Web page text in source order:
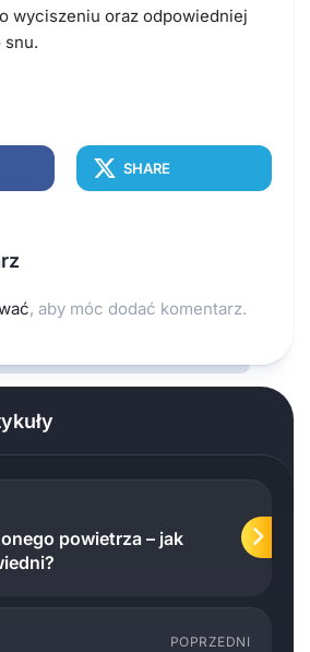
wyciszeniu oraz odpowiedniej
snu.
SHARE
, aby móc dodać komentarz.
powietrza – jak
POPRZEDNI